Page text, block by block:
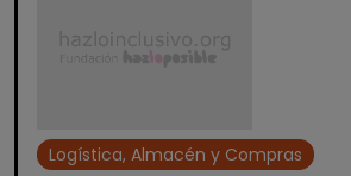
Logística, Almacén y Compras